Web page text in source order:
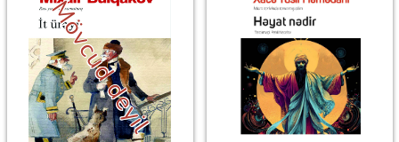
Mövcud deyil